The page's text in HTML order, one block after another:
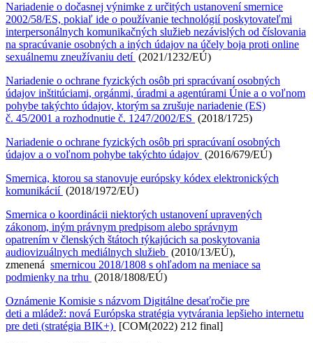
Nariadenie o dočasnej výnimke z určitých ustanovení smernice
2002/58/ES, pokiaľ ide o používanie technológií poskytovateľmi
interpersonálnych komunikačných služieb nezávislých od číslovania
na spracúvanie osobných a iných údajov na účely boja proti online
sexuálnemu zneužívaniu detí (2021/1232/EÚ)
Nariadenie o ochrane fyzických osôb pri spracúvaní osobných
údajov inštitúciami, orgánmi, úradmi a agentúrami Únie a o voľnom
pohybe takýchto údajov, ktorým sa zrušuje nariadenie (ES)
č. 45/2001 a rozhodnutie č. 1247/2002/ES (2018/1725)
Nariadenie o ochrane fyzických osôb pri spracúvaní osobných
údajov a o voľnom pohybe takýchto údajov (2016/679/EÚ)
Smernica, ktorou sa stanovuje európsky kódex elektronických
komunikácií (2018/1972/EÚ)
Smernica o koordinácii niektorých ustanovení upravených
zákonom, iným právnym predpisom alebo správnym
opatrením v členských štátoch týkajúcich sa poskytovania
audiovizuálnych mediálnych služieb (2010/13/EÚ),
zmenená smernicou 2018/1808 s ohľadom na meniace sa
podmienky na trhu (2018/1808/EÚ)
Oznámenie Komisie s názvom Digitálne desaťročie pre
deti a mládež: nová Európska stratégia vytvárania lepšieho internetu
pre deti (stratégia BIK+) [COM(2022) 212 final]